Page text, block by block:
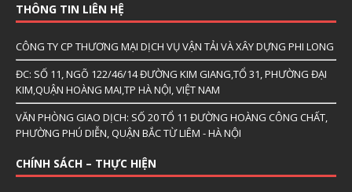
THÔNG TIN LIÊN HỆ
CÔNG TY CP THƯƠNG MẠI DỊCH VỤ VẬN TẢI VÀ XÂY DỰNG PHI LONG
ĐC: SỐ 11, NGÕ 122/46/14 ĐƯỜNG KIM GIANG,TỔ 31, PHƯỜNG ĐẠI
KIM,QUẬN HOÀNG MAI,TP HÀ NỘI, VIỆT NAM
VĂN PHÒNG GIAO DỊCH: SỐ 20 TỔ 11 ĐƯỜNG HOÀNG CÔNG CHẤT,
PHƯỜNG PHÚ DIỄN, QUẬN BẮC TỪ LIÊM - HÀ NỘI
CHÍNH SÁCH – THỰC HIỆN